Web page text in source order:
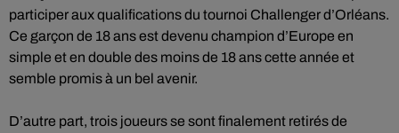
participer aux qualifications du tournoi Challenger d’Orléans.
Ce garçon de 18 ans est devenu champion d’Europe en
simple et en double des moins de 18 ans cette année et
semble promis à un bel avenir.
D’autre part, trois joueurs se sont finalement retirés de